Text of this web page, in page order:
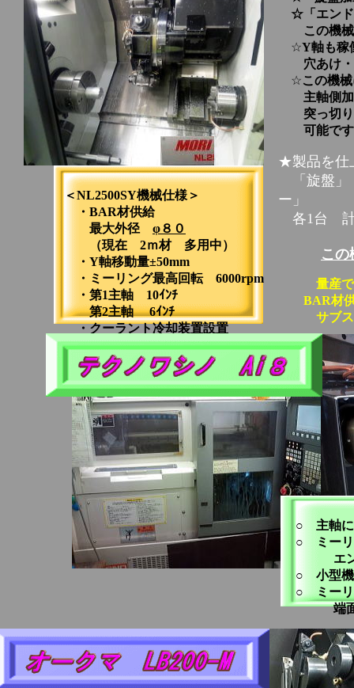
☆「エンド
この機械1
☆Y軸も稼
穴あけ・
☆この機
主軸側加
突っ切り
可能です
★製品を仕
「旋盤」
ー」
各1台 計
この
量産
BAR材供
サブスピ
大量
○ 主軸に
○ ミーリ
エンド
○ 小型機
○ ミーリ
端面
＜NL2500SY機械仕様＞
・BAR材供給
最大外径 φ８０
（現在 2ｍ材 多用中）
・Y軸移動量±50mm
・ミーリング最高回転 6000rpm
・第1主軸 10ｲﾝﾁ
第2主軸 6ｲﾝﾁ
・クーラント冷却装置設置